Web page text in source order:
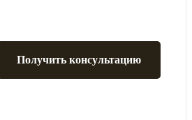
Получить консультацию